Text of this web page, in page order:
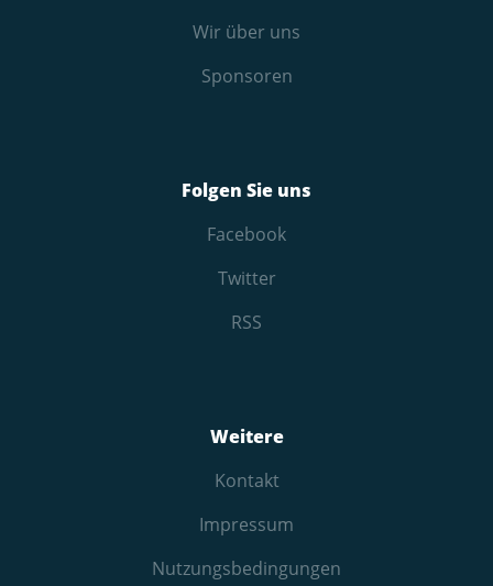
Wir über uns
Sponsoren
Folgen Sie uns
Facebook
Twitter
RSS
Weitere
Kontakt
Impressum
Nutzungs­bedingungen